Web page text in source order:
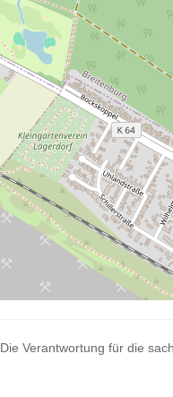
Die Verantwortung für die